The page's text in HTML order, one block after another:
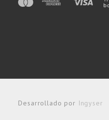
Desarrollado por Ingyser